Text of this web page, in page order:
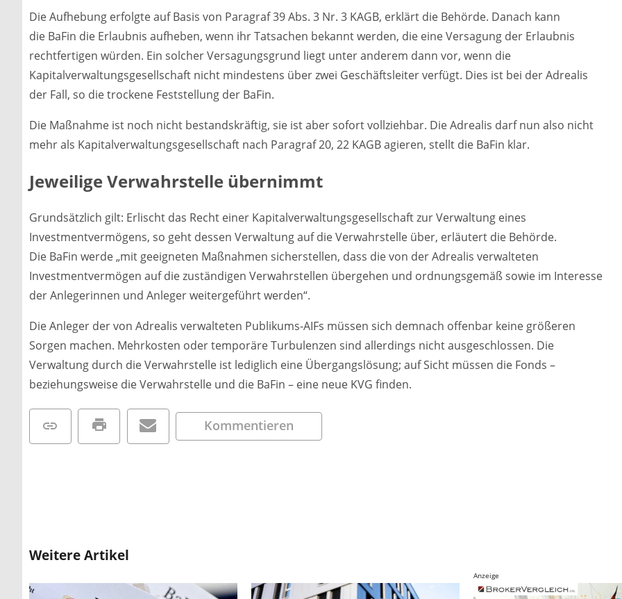
Die Aufhebung erfolgte auf Basis von Paragraf 39 Abs. 3 Nr. 3 KAGB, erklärt die Behörde. Danach kann
die BaFin die Erlaubnis aufheben, wenn ihr Tatsachen bekannt werden, die eine Versagung der Erlaubnis
rechtfertigen würden. Ein solcher Versagungsgrund liegt unter anderem dann vor, wenn die
Kapitalverwaltungsgesellschaft nicht mindestens über zwei Geschäftsleiter verfügt. Dies ist bei der Adrealis
der Fall, so die trockene Feststellung der BaFin.
Die Maßnahme ist noch nicht bestandskräftig, sie ist aber sofort vollziehbar. Die Adrealis darf nun also nicht
mehr als Kapitalverwaltungsgesellschaft nach Paragraf 20, 22 KAGB agieren, stellt die BaFin klar.
Jeweilige Verwahrstelle übernimmt
Grundsätzlich gilt: Erlischt das Recht einer Kapitalverwaltungsgesellschaft zur Verwaltung eines
Investmentvermögens, so geht dessen Verwaltung auf die Verwahrstelle über, erläutert die Behörde.
Die BaFin werde „mit geeigneten Maßnahmen sicherstellen, dass die von der Adrealis verwalteten
Investmentvermögen auf die zuständigen Verwahrstellen übergehen und ordnungsgemäß sowie im Interesse
der Anlegerinnen und Anleger weitergeführt werden“.
Die Anleger der von Adrealis verwalteten Publikums-AIFs müssen sich demnach offenbar keine größeren
Sorgen machen. Mehrkosten oder temporäre Turbulenzen sind allerdings nicht ausgeschlossen. Die
Verwaltung durch die Verwahrstelle ist lediglich eine Übergangslösung; auf Sicht müssen die Fonds –
beziehungsweise die Verwahrstelle und die BaFin – eine neue KVG finden.
Kommentieren
Weitere Artikel
Anzeige